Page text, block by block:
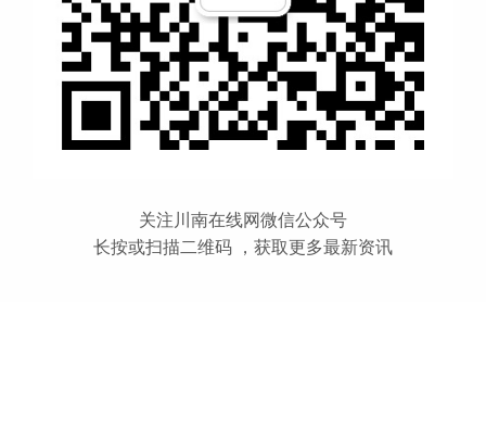
关注川南在线网微信公众号
长按或扫描二维码 ，获取更多最新资讯